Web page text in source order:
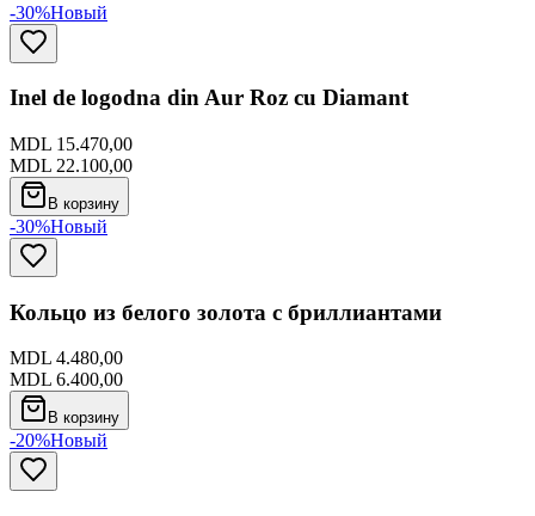
-30%Новый
Inel de logodna din Aur Roz cu Diamant
MDL 15.470,00
MDL 22.100,00
В корзину
-30%Новый
Кольцо из белого золота с бриллиантами
MDL 4.480,00
MDL 6.400,00
В корзину
-20%Новый